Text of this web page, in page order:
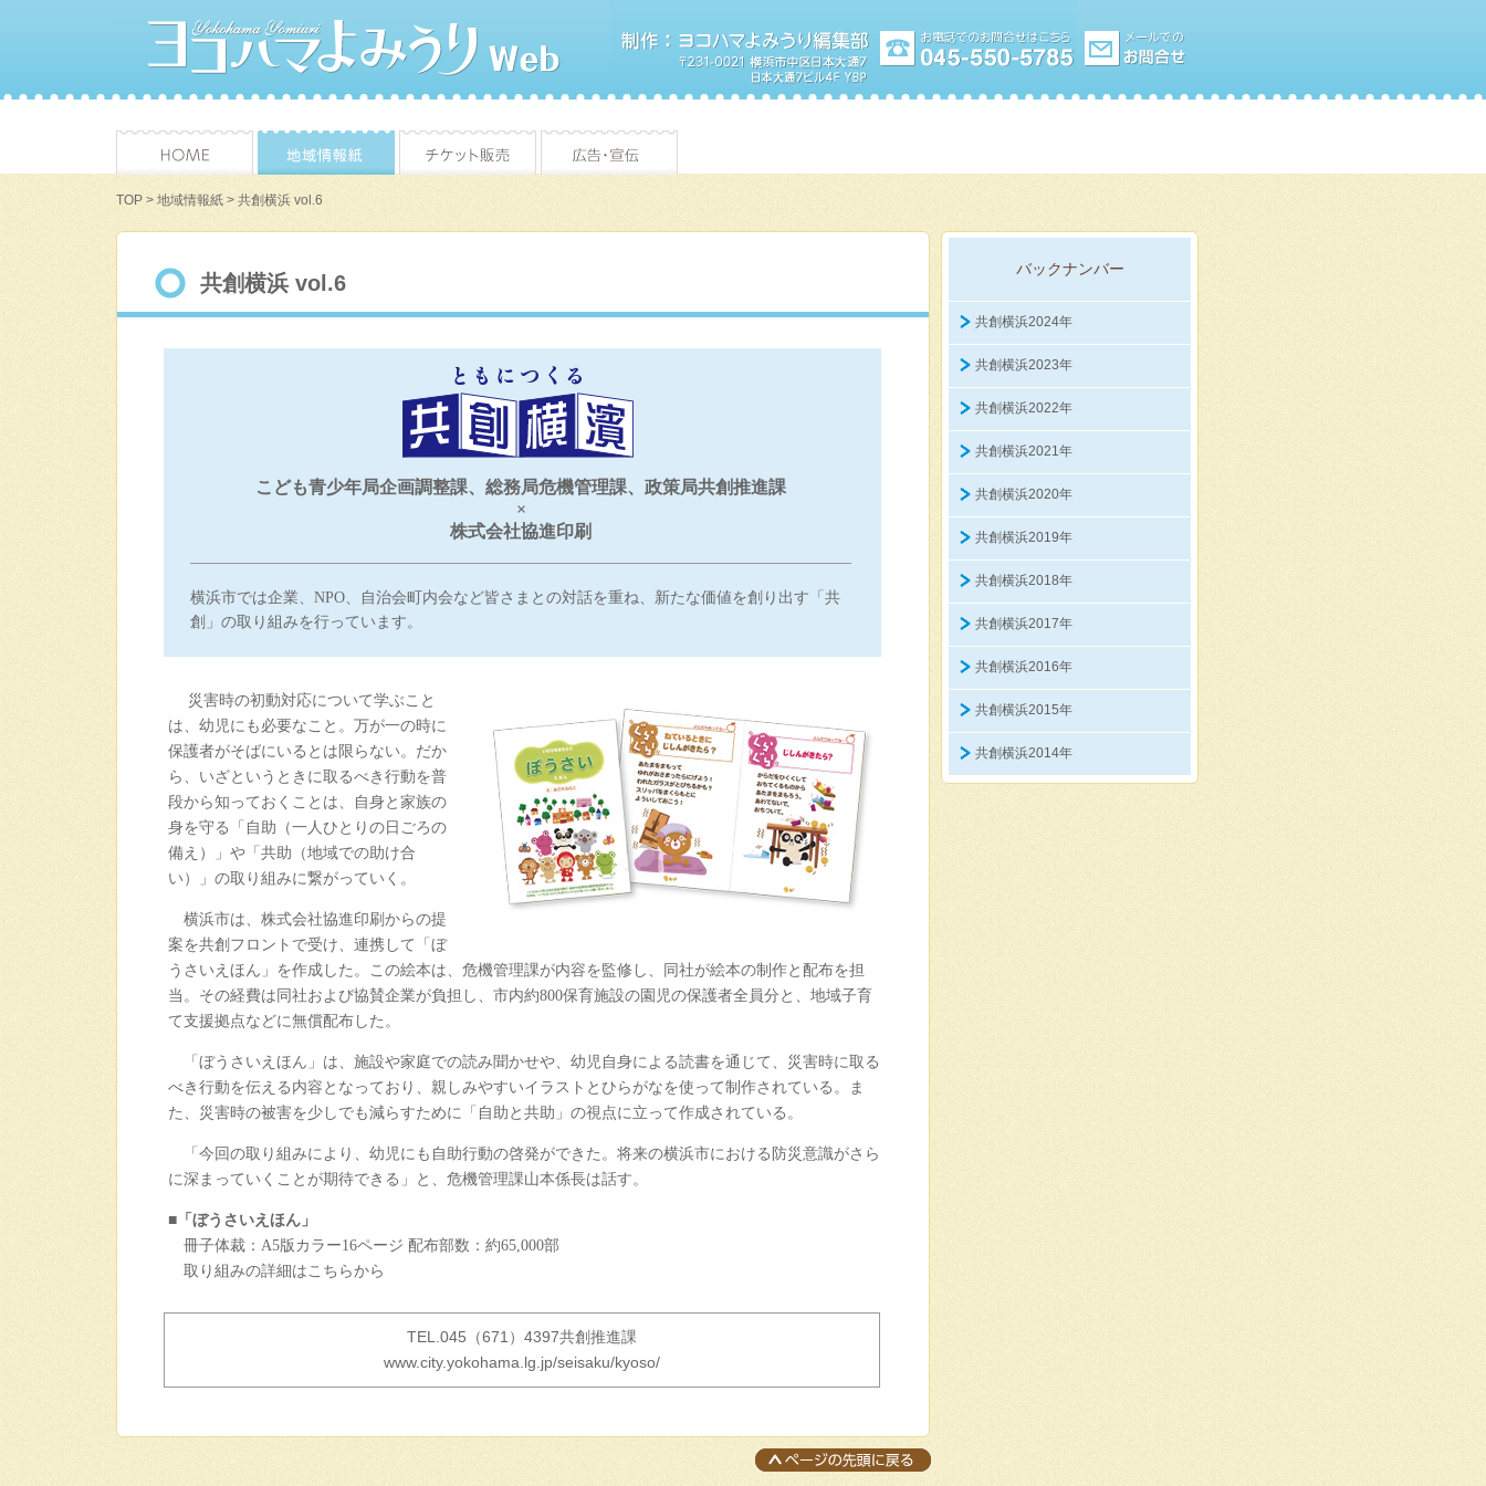
TOP > 地域情報紙 > 共創横浜 vol.6
共創横浜 vol.6
こども青少年局企画調整課、総務局危機管理課、政策局共創推進課
×
株式会社協進印刷
横浜市では企業、NPO、自治会町内会など皆さまとの対話を重ね、新たな価値を創り出す「共
創」の取り組みを行っています。
災害時の初動対応について学ぶこと
は、幼児にも必要なこと。万が一の時に
保護者がそばにいるとは限らない。だか
ら、いざというときに取るべき行動を普
段から知っておくことは、自身と家族の
身を守る「自助（一人ひとりの日ごろの
備え）」や「共助（地域での助け合
い）」の取り組みに繋がっていく。
横浜市は、株式会社協進印刷からの提
案を共創フロントで受け、連携して「ぼ
うさいえほん」を作成した。この絵本は、危機管理課が内容を監修し、同社が絵本の制作と配布を担
当。その経費は同社および協賛企業が負担し、市内約800保育施設の園児の保護者全員分と、地域子育
て支援拠点などに無償配布した。
「ぼうさいえほん」は、施設や家庭での読み聞かせや、幼児自身による読書を通じて、災害時に取る
べき行動を伝える内容となっており、親しみやすいイラストとひらがなを使って制作されている。ま
た、災害時の被害を少しでも減らすために「自助と共助」の視点に立って作成されている。
「今回の取り組みにより、幼児にも自助行動の啓発ができた。将来の横浜市における防災意識がさら
に深まっていくことが期待できる」と、危機管理課山本係長は話す。
■「ぼうさいえほん」
冊子体裁：A5版カラー16ページ 配布部数：約65,000部
取り組みの詳細は こちらから
TEL.045（671）4397共創推進課
www.city.yokohama.lg.jp/seisaku/kyoso/
バックナンバー
共創横浜2024年
共創横浜2023年
共創横浜2022年
共創横浜2021年
共創横浜2020年
共創横浜2019年
共創横浜2018年
共創横浜2017年
共創横浜2016年
共創横浜2015年
共創横浜2014年